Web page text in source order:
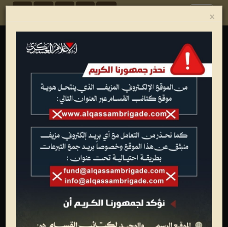
ألبوم الصور
شهداء القسام تصاميم فنية عمليات جهادية الجيل الأول للقسام
تدريبات وعروض عسكرية متفرقات وفاء الأحرار
×